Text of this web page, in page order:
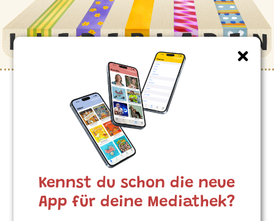
Kennst du schon die neue
App für deine Mediathek?